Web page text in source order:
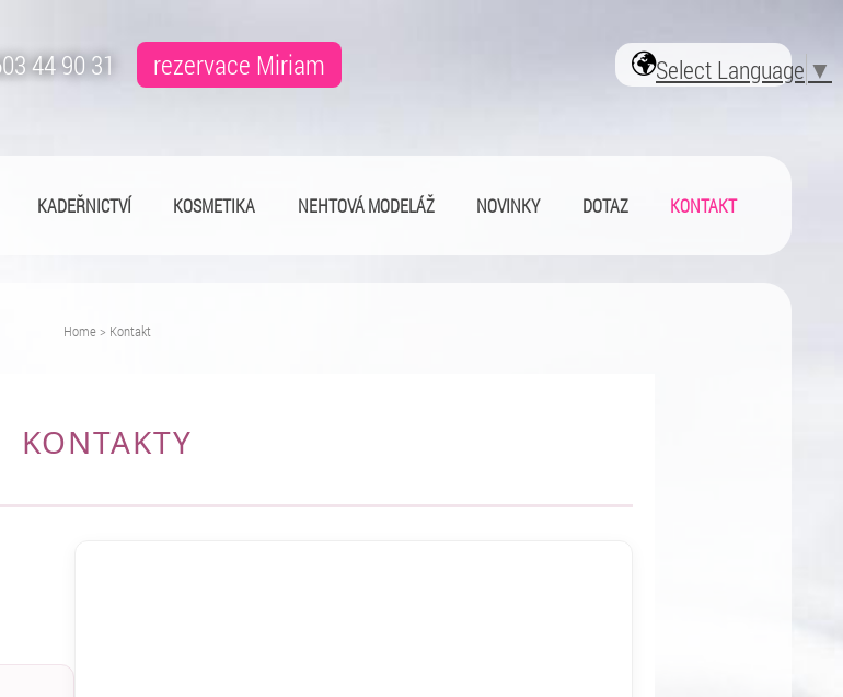
Home > Kontakt
KONTAKTY
KADEŘNICTVÍ KOSMETIKA NEHTOVÁ MODELÁŽ NOVINKY DOTAZ KONTAKT
44 90 31 rezervace Miriam Select Language ▼